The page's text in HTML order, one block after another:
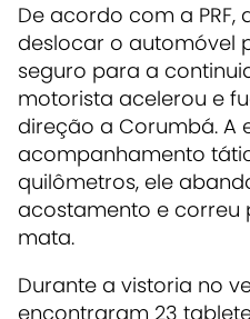
De acordo com a
deslocar o automóvel
seguro para a
motorista acelerou e
direção a Corumbá. A
acompanhamento
quilômetros, ele
acostamento e correu
mata.
Durante a vistoria no
encontraram 23